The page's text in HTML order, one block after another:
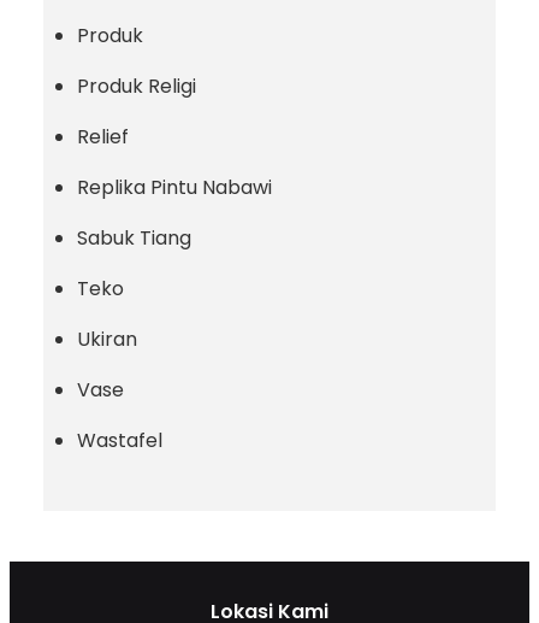
Produk
Produk Religi
Relief
Replika Pintu Nabawi
Sabuk Tiang
Teko
Ukiran
Vase
Wastafel
Lokasi Kami